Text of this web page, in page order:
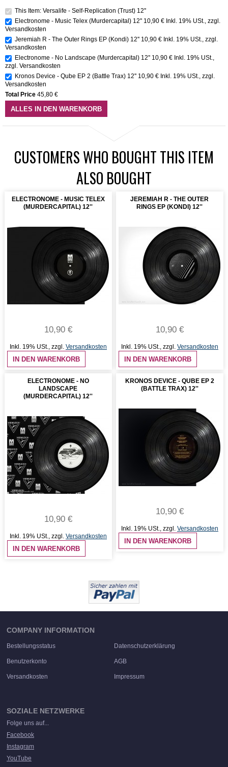
This Item: Versalife - Self-Replication (Trust) 12''
Electronome - Music Telex (Murdercapital) 12'' 10,90 € Inkl. 19% USt., zzgl.
Versandkosten
Jeremiah R - The Outer Rings EP (Kondi) 12'' 10,90 € Inkl. 19% USt., zzgl.
Versandkosten
Electronome - No Landscape (Murdercapital) 12'' 10,90 € Inkl. 19% USt.,
zzgl. Versandkosten
Kronos Device - Qube EP 2 (Battle Trax) 12'' 10,90 € Inkl. 19% USt., zzgl.
Versandkosten
Total Price 45,80 €
ALLES IN DEN WARENKORB
CUSTOMERS WHO BOUGHT THIS ITEM
ALSO BOUGHT
ELECTRONOME - MUSIC TELEX
(MURDERCAPITAL) 12''
10,90 €
Inkl. 19% USt., zzgl. Versandkosten
IN DEN WARENKORB
JEREMIAH R - THE OUTER
RINGS EP (KONDI) 12''
10,90 €
Inkl. 19% USt., zzgl. Versandkosten
IN DEN WARENKORB
ELECTRONOME - NO
LANDSCAPE
(MURDERCAPITAL) 12''
10,90 €
Inkl. 19% USt., zzgl. Versandkosten
IN DEN WARENKORB
KRONOS DEVICE - QUBE EP 2
(BATTLE TRAX) 12''
10,90 €
Inkl. 19% USt., zzgl. Versandkosten
IN DEN WARENKORB
COMPANY INFORMATION
Bestellungsstatus Datenschutzerklärung
Benutzerkonto AGB
Versandkosten Impressum
SOZIALE NETZWERKE
Folge uns auf...
Facebook
Instagram
YouTube